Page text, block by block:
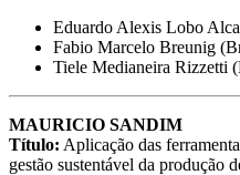
Eduardo Alexis Lobo
Fabio Marcelo Breunig
Tiele Medianeira Rizzetti
MAURICIO SANDIM
Título: Aplicação das
gestão sustentável da produção